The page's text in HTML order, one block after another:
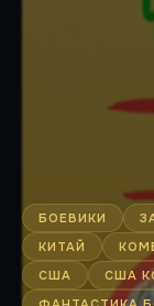
БОЕВИКИ
КИТАЙ
США
США